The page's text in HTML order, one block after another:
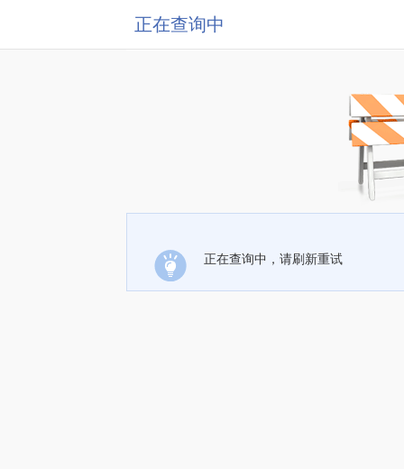
正在查询中
正在查询中，请刷新重试